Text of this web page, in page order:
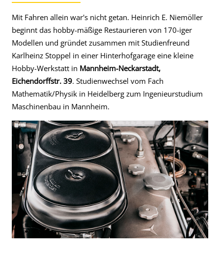
Mit Fahren allein war's nicht getan. Heinrich E. Niemöller
beginnt das hobby-mäßige Restaurieren von 170-iger
Modellen und gründet zusammen mit Studienfreund
Karlheinz Stoppel in einer Hinterhofgarage eine kleine
Hobby-Werkstatt in Mannheim-Neckarstadt,
Eichendorffstr. 39. Studienwechsel vom Fach
Mathematik/Physik in Heidelberg zum Ingenieurstudium
Maschinenbau in Mannheim.